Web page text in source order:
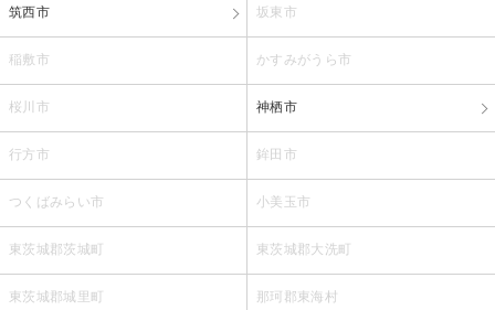
筑西市 坂東市
稲敷市 かすみがうら市
桜川市 神栖市
行方市 鉾田市
つくばみらい市 小美玉市
東茨城郡茨城町 東茨城郡大洗町
東茨城郡城里町 那珂郡東海村